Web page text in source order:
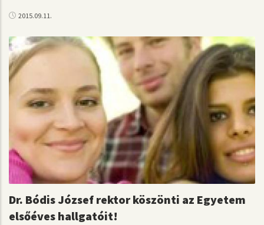
2015.09.11.
Dr. Bódis József rektor köszönti az Egyetem
elsőéves hallgatóit!